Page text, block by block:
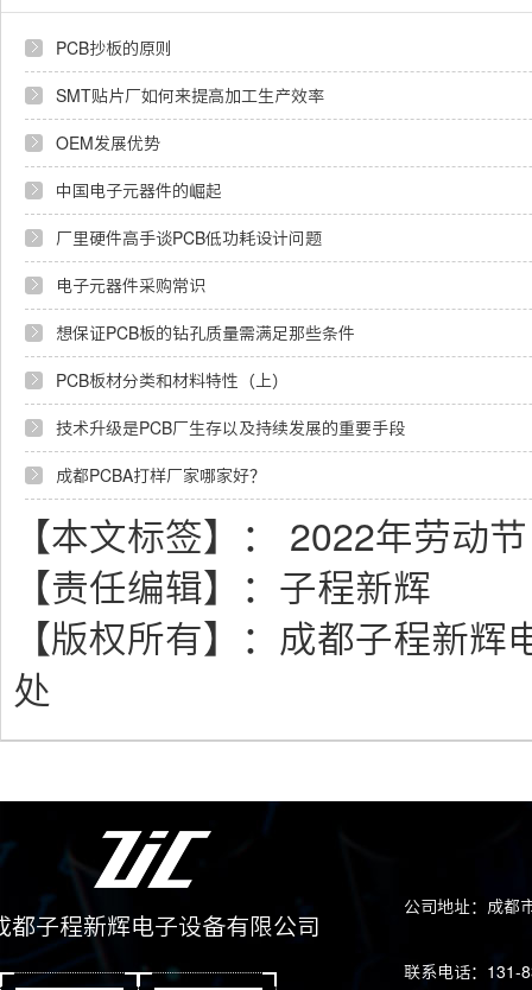
PCB抄板的原则
SMT贴片厂如何来提高加工生产效率
OEM发展优势
中国电子元器件的崛起
厂里硬件高手谈PCB低功耗设计问题
电子元器件采购常识
想保证PCB板的钻孔质量需满足那些条件
PCB板材分类和材料特性（上）
技术升级是PCB厂生存以及持续发展的重要手段
成都PCBA打样厂家哪家好？
【本文标签】：
2022年劳动
【责任编辑】： 子程新辉
【版权所有】： 成都子程新辉
处
都子程新辉电子设备有限公司
公司地址：成都
联系电话：131-